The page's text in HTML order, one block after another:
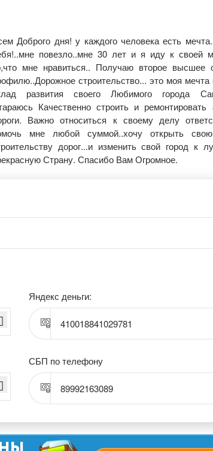
Доброго дня! у каждого человека есть
повезло..мне 30 лет и я иду к своей
мне нравиться.. Получаю второе высшее
строительство... это моя
развития своего Любимого города
Качественно строить и ремонтировать
Важно относиться к своему делу
мне любой суммой..хочу открыть
дорог...и изменить свой город к
Страну. Спасибо Вам Огромное.
Яндекс деньги:
410018841029781
СБП по телефону
89992163089